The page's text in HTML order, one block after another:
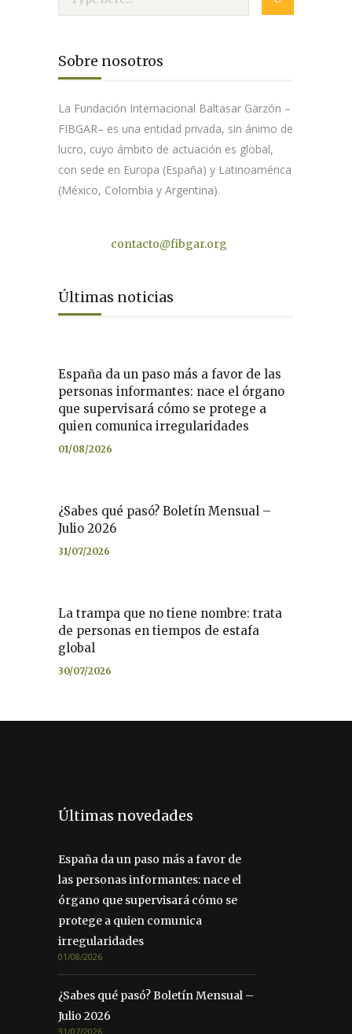
Sobre nosotros
La Fundación Internacional Baltasar Garzón –
FIBGAR– es una entidad privada, sin ánimo de
lucro, cuyo ámbito de actuación es global,
con sede en Europa (España) y Latinoamérica
(México, Colombia y Argentina).
contacto@fibgar.org
Últimas noticias
España da un paso más a favor de las
personas informantes: nace el órgano
que supervisará cómo se protege a
quien comunica irregularidades
01/08/2026
¿Sabes qué pasó? Boletín Mensual –
Julio 2026
31/07/2026
La trampa que no tiene nombre: trata
de personas en tiempos de estafa
global
30/07/2026
Últimas novedades
España da un paso más a favor de
las personas informantes: nace el
órgano que supervisará cómo se
protege a quien comunica
irregularidades
01/08/2026
¿Sabes qué pasó? Boletín Mensual –
Julio 2026
31/07/2026